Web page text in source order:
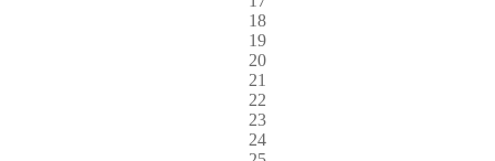
18
19
20
21
22
23
24